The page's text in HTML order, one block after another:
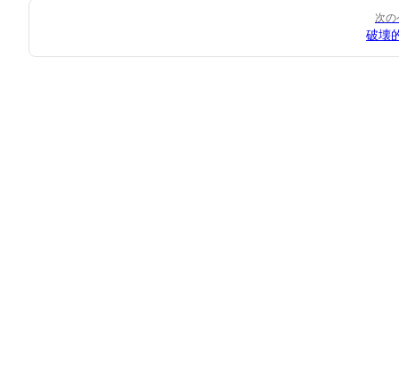
次の
破壊